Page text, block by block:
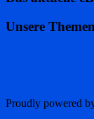
Unsere Themen
Proudly powered